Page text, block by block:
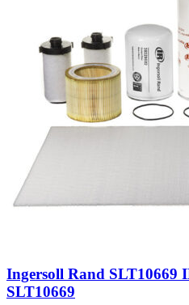
Ingersoll Rand SLT10669
SLT10669